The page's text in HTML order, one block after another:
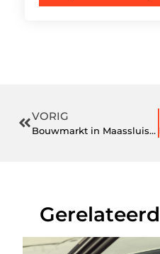
VORIG
Bouwmarkt in Maassluis – Jouw ultieme gids voor een geslaagde klus